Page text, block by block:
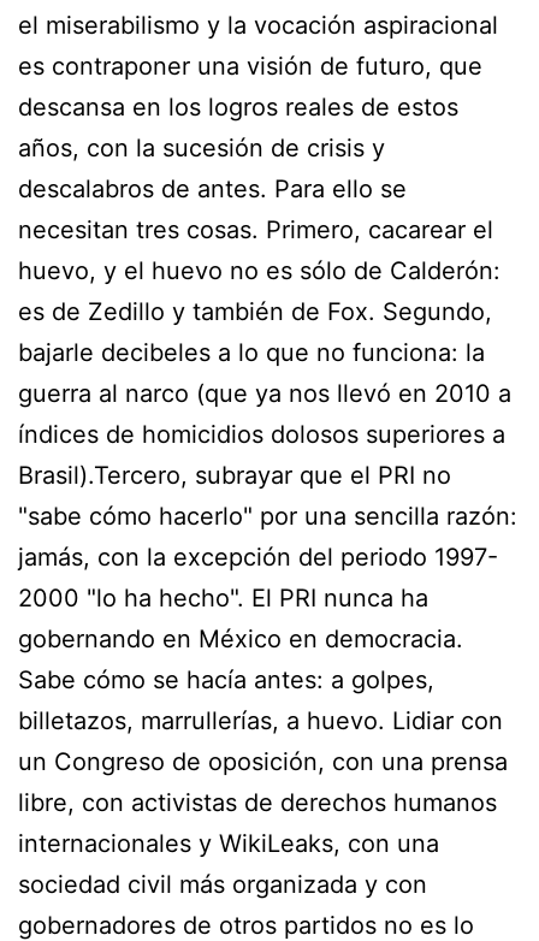
el miserabilismo y la vocación aspiracional
es contraponer una visión de futuro, que
descansa en los logros reales de estos
años, con la sucesión de crisis y
descalabros de antes. Para ello se
necesitan tres cosas. Primero, cacarear el
huevo, y el huevo no es sólo de Calderón:
es de Zedillo y también de Fox. Segundo,
bajarle decibeles a lo que no funciona: la
guerra al narco (que ya nos llevó en 2010 a
índices de homicidios dolosos superiores a
Brasil).Tercero, subrayar que el PRI no
"sabe cómo hacerlo" por una sencilla razón:
jamás, con la excepción del periodo 1997-
2000 "lo ha hecho". El PRI nunca ha
gobernando en México en democracia.
Sabe cómo se hacía antes: a golpes,
billetazos, marrullerías, a huevo. Lidiar con
un Congreso de oposición, con una prensa
libre, con activistas de derechos humanos
internacionales y WikiLeaks, con una
sociedad civil más organizada y con
gobernadores de otros partidos no es lo